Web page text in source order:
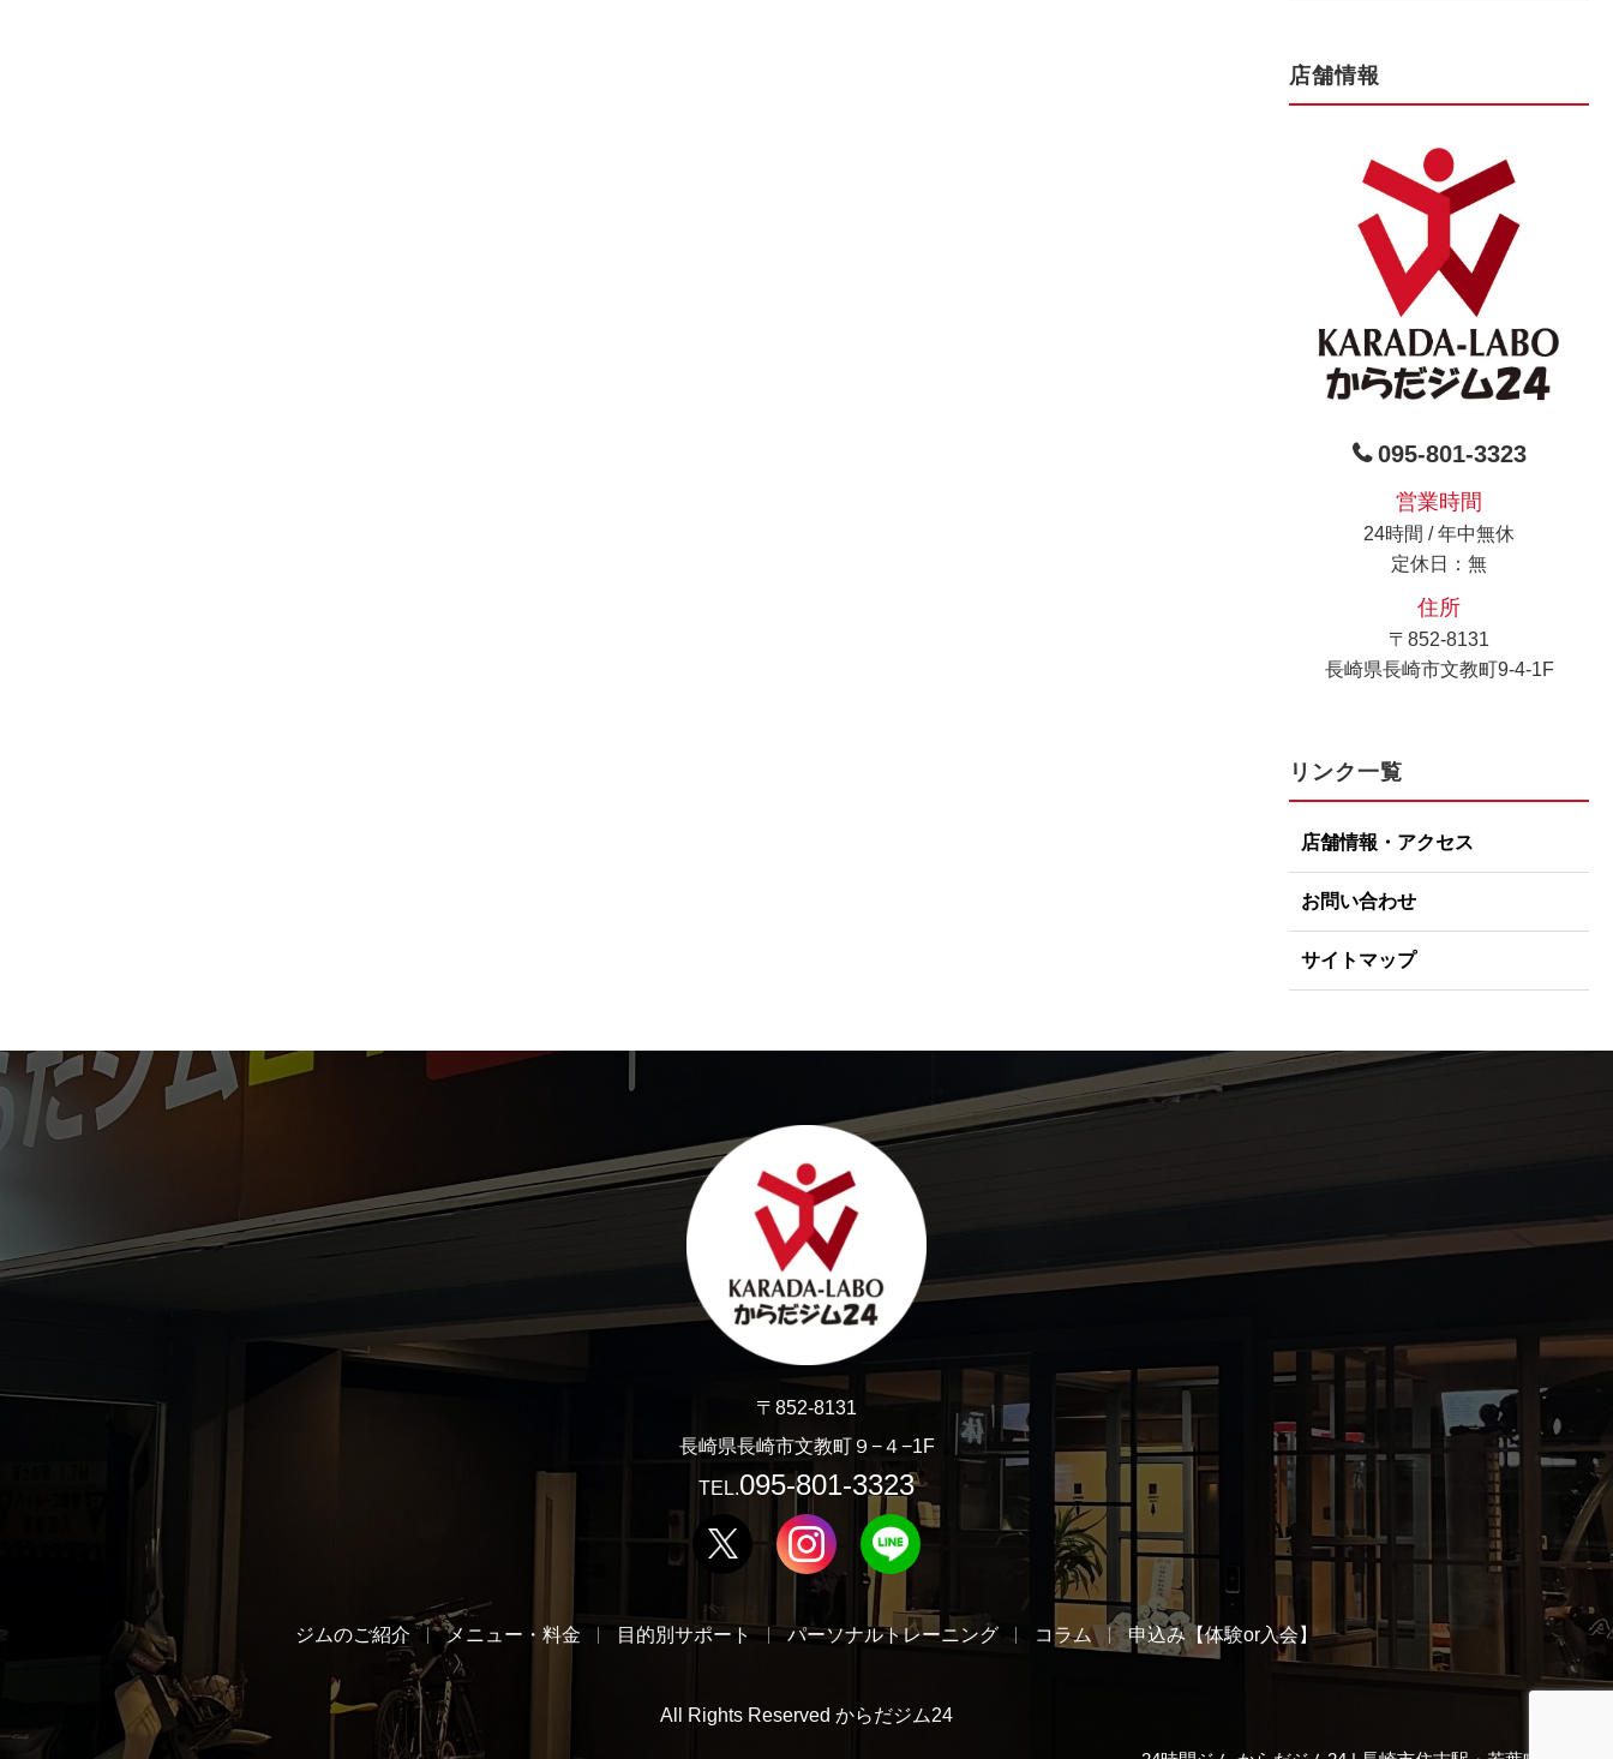
店舗情報
095-801-3323
営業時間
24時間 / 年中無休
定休日：無
住所
〒852-8131
長崎県長崎市文教町9-4-1F
リンク一覧
店舗情報・アクセス
お問い合わせ
サイトマップ
〒852-8131
長崎県長崎市文教町９−４−1F
TEL.095-801-3323
ジムのご紹介 メニュー・料金 目的別サポート パーソナルトレーニング コラム 申込み【体験or入会】
All Rights Reserved からだジム24